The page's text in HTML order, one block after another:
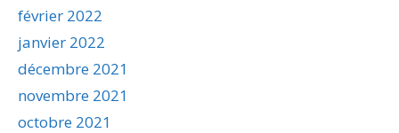
février 2022
janvier 2022
décembre 2021
novembre 2021
octobre 2021